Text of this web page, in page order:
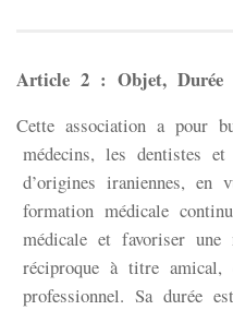
Article 2 : Objet, Durée
Cette association a pour
médecins, les dentistes
d’origines iraniennes, en
formation médicale
médicale et favoriser une
réciproque à titre amical,
professionnel. Sa durée